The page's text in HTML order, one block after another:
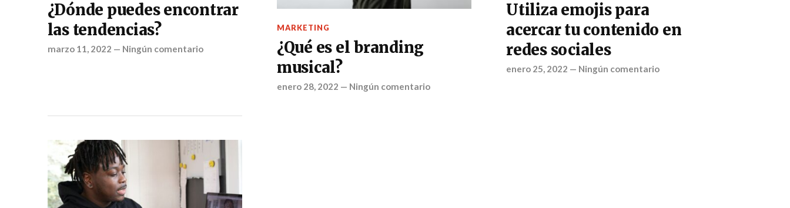
¿Dónde puedes encontrar
las tendencias?
marzo 11, 2022 — Ningún comentario
MARKETING
¿Qué es el branding
musical?
enero 28, 2022 — Ningún comentario
Utiliza emojis para
acercar tu contenido en
redes sociales
enero 25, 2022 — Ningún comentario